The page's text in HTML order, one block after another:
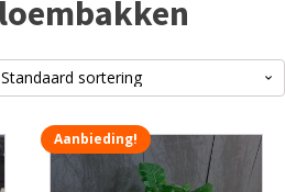
Aanbieding!
Dit